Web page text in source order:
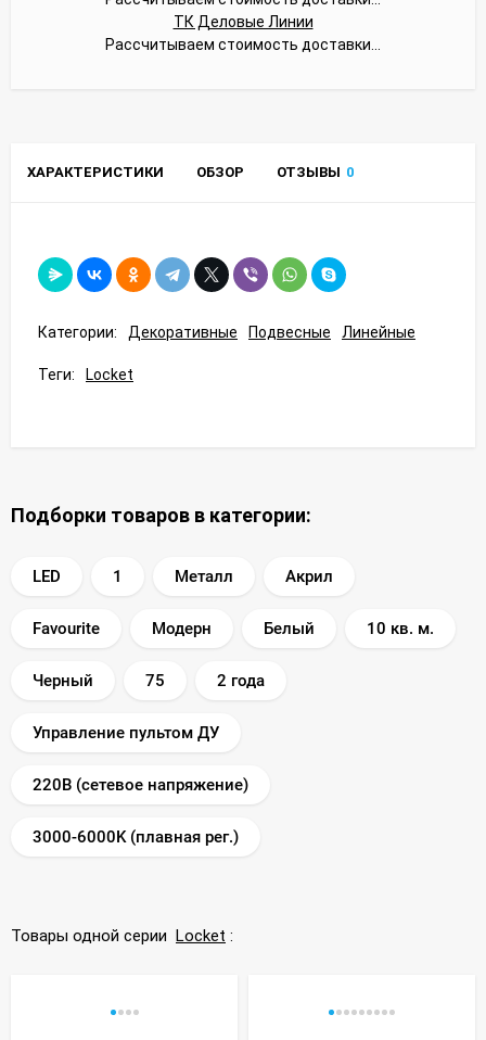
ТК Деловые Линии
Рассчитываем стоимость доставки...
ХАРАКТЕРИСТИКИ ОБЗОР ОТЗЫВЫ 0
Категории: Декоративные Подвесные Линейные
Теги: Locket
Подборки товаров в категории:
LED 1 Металл Акрил
Favourite Модерн Белый 10 кв. м.
Черный 75 2 года
Управление пультом ДУ
220В (сетевое напряжение)
3000-6000K (плавная рег.)
Товары одной серии Locket :